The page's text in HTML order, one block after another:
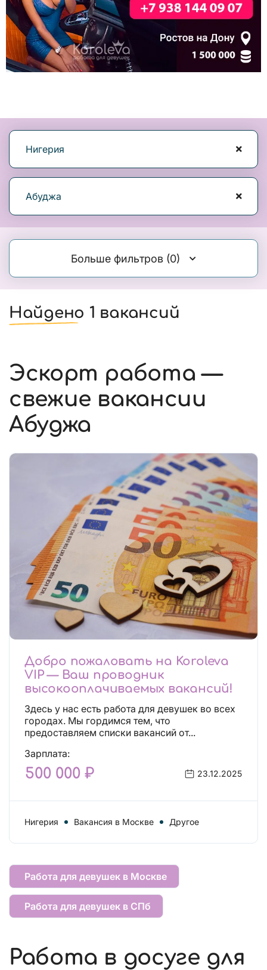
Нигерия
Абуджа
Больше фильтров (0)
Найдено 1 вакансий
Эскорт работа —
свежие вакансии
Абуджа
Добро пожаловать на Koroleva
VIP — Ваш проводник
высокооплачиваемых вакансий!
Здесь у нас есть работа для девушек во всех
городах. Мы гордимся тем, что
предоставляем списки вакансий от...
Зарплата:
500 000 ₽ 23.12.2025
Нигерия Вакансия в Москве Другое
Работа для девушек в Москве
Работа для девушек в СПб
Работа в досуге для